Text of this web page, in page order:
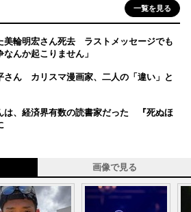
一覧を見る
美輪明宏さん死去 ラストメッセージでも
んか起こりません」
さん カリスマ漫画家、二人の「違い」と
は、経済界有数の読書家だった 『死ぬほ
画像で見る